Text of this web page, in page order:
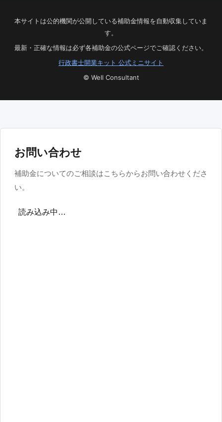
本サイトは公的機関が公開している補助金情報を自動収集していま
す。
最新・正確な情報は必ず各補助金の公式ページでご確認ください。
行政書士開業キット 公式ミニサイト
© Well Consultant
お問い合わせ
補助金についてのご相談はこちらからお問い合わせくださ
い。